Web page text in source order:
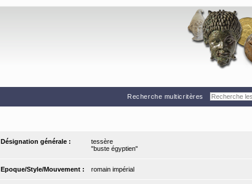
Recherche multicritères
Désignation générale :
tessère
"buste égyptien"
Epoque/Style/Mouvement : romain impérial